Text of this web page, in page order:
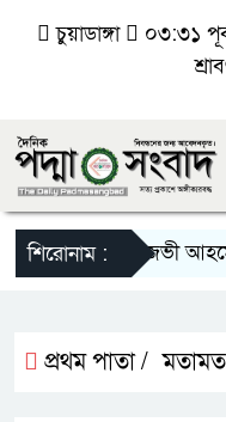
চুয়াডাঙ্গা
০৩:৩১
শিরোনাম : রিজভী
প্রথম পাতা / মতামত